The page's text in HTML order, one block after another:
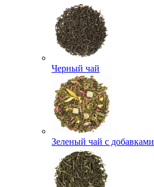
Черный чай
Зеленый чай с добавками